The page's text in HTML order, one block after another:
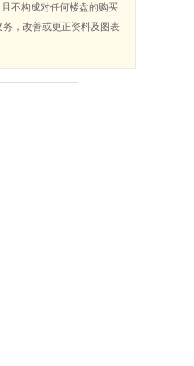
不构成对任何楼盘的购买
，改善或更正资料及图表